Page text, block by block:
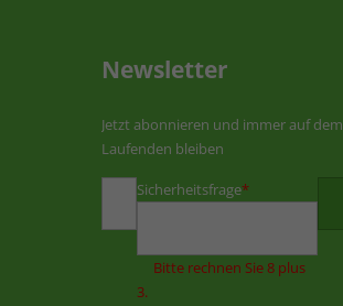
Newsletter
Jetzt abonnieren und immer auf dem
Laufenden bleiben
Sicherheitsfrage*
Bitte rechnen Sie 8 plus
3.